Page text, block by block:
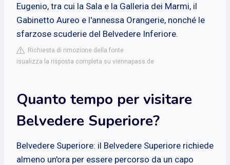
Eugenio, tra cui la Sala e la Galleria dei Marmi, il
Gabinetto Aureo e l'annessa Orangerie, nonché le
sfarzose scuderie del Belvedere Inferiore.
Richiesta di rimozione della fonte
isualizza la risposta completa su viennapass.de
Quanto tempo per visitare
Belvedere Superiore?
Belvedere Superiore: il Belvedere Superiore richiede
almeno un'ora per essere percorso da un capo